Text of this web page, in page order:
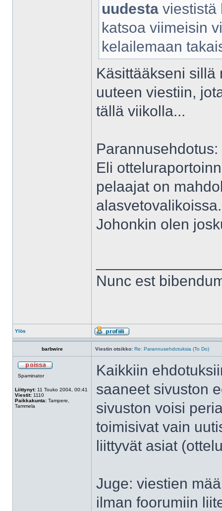
uudesta viestistä
katsoa viimeisin
kelailemaan
Käsittääkseni
uuteen viestiin,
tällä viikolla...
Parannusehdotus:
Eli
pelaajat on
alasvetovalikoissa.
Johonkin olen
Nunc est
Ylös
barbwire Viestin otsikko: Re: Parannusehdotuksia (To Do)
Spaminator
Liittynyt: 11 Touko 2004, 00:41
Viestit: 1110
Paikkakunta: Tampere,
Tammela
Kaikkiin
saaneet sivuston
sivuston voisi
toimisivat vain
liittyvät asiat
Juge: viestien
ilman foorumiin